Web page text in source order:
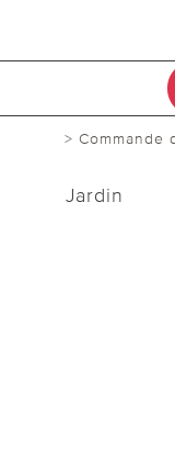
> Commande
Jardin